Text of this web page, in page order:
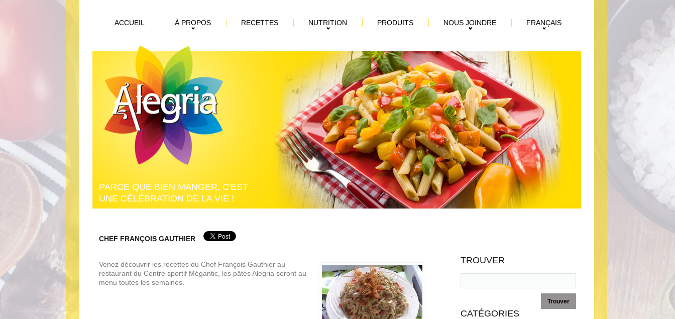
ACCUEIL À PROPOS RECETTES NUTRITION PRODUITS NOUS JOINDRE FRANÇAIS
PARCE QUE BIEN MANGER, C'EST
UNE CÉLÉBRATION DE LA VIE !
CHEF FRANÇOIS GAUTHIER
Venez découvrir les recettes du Chef François Gauthier au
restaurant du Centre sportif Mégantic, les pâtes Alegria seront au
menu toutes les semaines.
TROUVER
CATÉGORIES